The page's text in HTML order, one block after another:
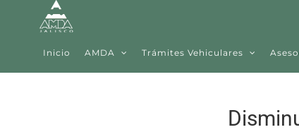
Inicio AMDA Trámites Vehiculares